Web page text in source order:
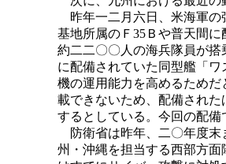
昨年一二月六日、米海軍の
基地所属のＦ35Ｂや普天間
約二二〇〇人の海兵隊員が
に配備されていた同型艦「
機の運用能力を高めるため
載できないため、配備され
するとしている。今回の配
防衛省は昨年、二〇年度末
州・沖縄を担当する西部方